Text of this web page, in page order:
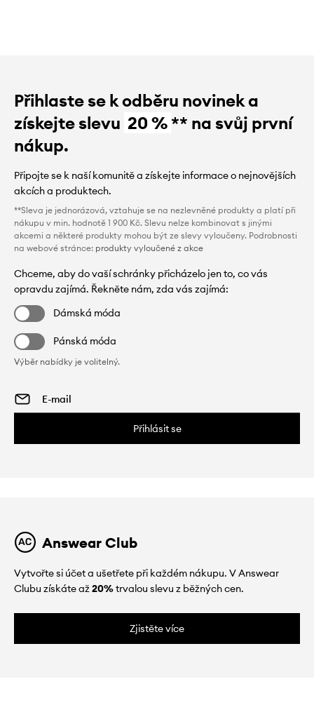
Přihlaste se k odběru novinek a
získejte slevu 20 %** na svůj první
nákup.
Připojte se k naší komunitě a získejte informace o nejnovějších
akcích a produktech.
**Sleva je jednorázová, vztahuje se na nezlevněné produkty a platí při
nákupu v min. hodnotě 1 900 Kč. Slevu nelze kombinovat s jinými
akcemi a některé produkty mohou být ze slevy vyloučeny. Podrobnosti
na webové stránce: produkty vyloučené z akce
Chceme, aby do vaší schránky přicházelo jen to, co vás
opravdu zajímá. Řekněte nám, zda vás zajímá:
Dámská móda
Pánská móda
Výběr nabídky je volitelný.
Přihlásit se
Answear Club
Vytvořte si účet a ušetřete při každém nákupu. V Answear
Clubu získáte až20%trvalou slevu z běžných cen.
Zjistěte více